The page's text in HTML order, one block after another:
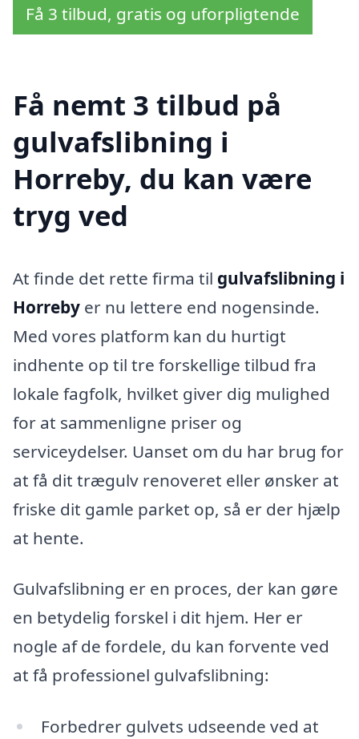
Få 3 tilbud, gratis og uforpligtende
Få nemt 3 tilbud på
gulvafslibning i
Horreby, du kan være
tryg ved
At finde det rette firma til gulvafslibning i
Horreby er nu lettere end nogensinde.
Med vores platform kan du hurtigt
indhente op til tre forskellige tilbud fra
lokale fagfolk, hvilket giver dig mulighed
for at sammenligne priser og
serviceydelser. Uanset om du har brug for
at få dit trægulv renoveret eller ønsker at
friske dit gamle parket op, så er der hjælp
at hente.
Gulvafslibning er en proces, der kan gøre
en betydelig forskel i dit hjem. Her er
nogle af de fordele, du kan forvente ved
at få professionel gulvafslibning:
Forbedrer gulvets udseende ved at